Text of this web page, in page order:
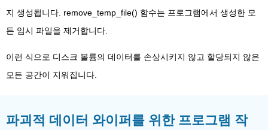
지 생성됩니다. remove_temp_file() 함수는 프로그램에서 생성한 모
든 임시 파일을 제거합니다.
이런 식으로 디스크 볼륨의 데이터를 손상시키지 않고 할당되지 않은
모든 공간이 지워집니다.
파괴적 데이터 와이퍼를 위한 프로그램 작